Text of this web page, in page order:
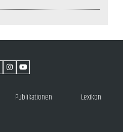
Publikationen Lexikon